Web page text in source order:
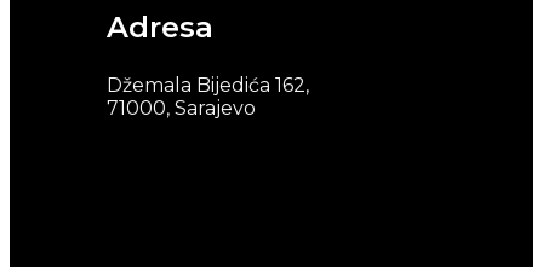
Adresa
Džemala Bijedića 162,
71000, Sarajevo